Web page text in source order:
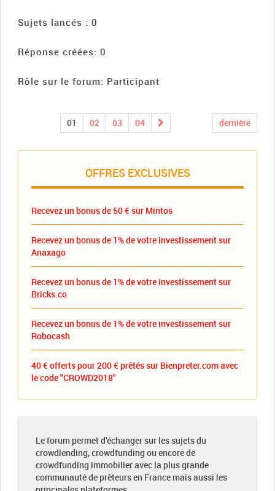
Sujets lancés : 0
Réponse créées: 0
Rôle sur le forum: Participant
01 02 03 04 dernière
OFFRES EXCLUSIVES
Recevez un bonus de 50 € sur Mintos
Recevez un bonus de 1% de votre investissement sur
Anaxago
Recevez un bonus de 1% de votre investissement sur
Bricks.co
Recevez un bonus de 1% de votre investissement sur
Robocash
40 € offerts pour 200 € prêtés sur Bienpreter.com avec
le code "CROWD2018"
Le forum permet d’échanger sur les sujets du
crowdlending, crowdfunding ou encore de
crowdfunding immobilier avec la plus grande
communauté de prêteurs en France mais aussi les